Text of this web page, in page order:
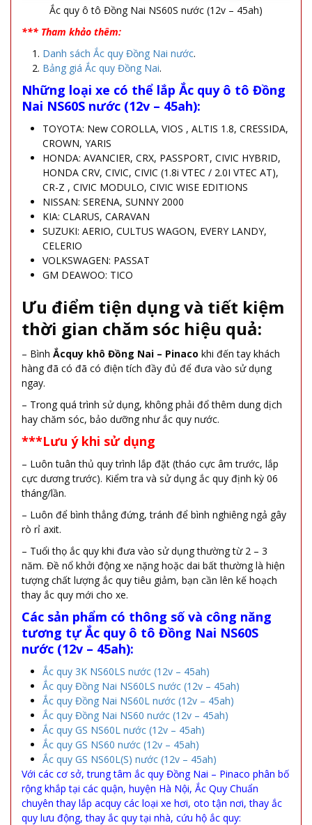
Ắc quy ô tô Đồng Nai NS60S nước (12v – 45ah)
*** Tham khảo thêm:
Danh sách Ắc quy Đồng Nai nước.
Bảng giá Ắc quy Đồng Nai.
Những loại xe có thể lắp Ắc quy ô tô Đồng
Nai NS60S nước (12v – 45ah):
TOYOTA: New COROLLA, VIOS , ALTIS 1.8, CRESSIDA,
CROWN, YARIS
HONDA: AVANCIER, CRX, PASSPORT, CIVIC HYBRID,
HONDA CRV, CIVIC, CIVIC (1.8i VTEC / 2.0I VTEC AT),
CR-Z , CIVIC MODULO, CIVIC WISE EDITIONS
NISSAN: SERENA, SUNNY 2000
KIA: CLARUS, CARAVAN
SUZUKI: AERIO, CULTUS WAGON, EVERY LANDY,
CELERIO
VOLKSWAGEN: PASSAT
GM DEAWOO: TICO
Ưu điểm tiện dụng và tiết kiệm
thời gian chăm sóc hiệu quả:
– Bình Ắcquy khô Đồng Nai – Pinaco khi đến tay khách
hàng đã có đã có điện tích đầy đủ để đưa vào sử dụng
ngay.
– Trong quá trình sử dụng, không phải đổ thêm dung dịch
hay chăm sóc, bảo dưỡng như ắc quy nước.
***Lưu ý khi sử dụng
– Luôn tuân thủ quy trình lắp đặt (tháo cực âm trước, lắp
cực dương trước). Kiểm tra và sử dụng ắc quy định kỳ 06
tháng/lần.
– Luôn để bình thẳng đứng, tránh để bình nghiêng ngả gây
rò rỉ axit.
– Tuổi thọ ắc quy khi đưa vào sử dụng thường từ 2 – 3
năm. Đề nổ khởi động xe nặng hoặc dai bất thường là hiện
tượng chất lượng ắc quy tiêu giảm, bạn cần lên kế hoạch
thay ắc quy mới cho xe.
Các sản phẩm có thông số và công năng
tương tựẮc quy ô tô Đồng Nai NS60S
nước (12v – 45ah):
Ắc quy 3K NS60LS nước (12v – 45ah)
Ắc quy Đồng Nai NS60LS nước (12v – 45ah)
Ắc quy Đồng Nai NS60L nước (12v – 45ah)
Ắc quy Đồng Nai NS60 nước (12v – 45ah)
Ắc quy GS NS60L nước (12v – 45ah)
Ắc quy GS NS60 nước (12v – 45ah)
Ắc quy GS NS60L(S) nước (12v – 45ah)
Với các cơ sở, trung tâm ắc quy Đồng Nai – Pinaco phân bố
rộng khắp tại các quận, huyện Hà Nội, Ắc Quy Chuẩn
chuyên thay lắp acquy các loại xe hơi, oto tận nơi, thay ắc
quy lưu động, thay ắc quy tại nhà, cứu hộ ắc quy: